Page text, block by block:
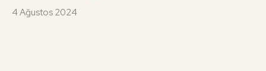
4 Ağustos 2024